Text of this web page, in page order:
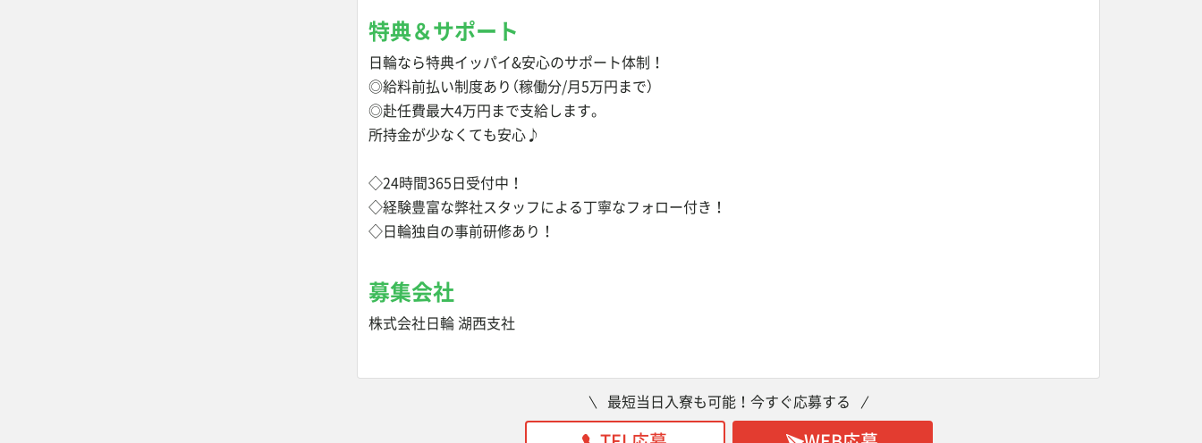
特典＆サポート
日輪なら特典イッパイ&安心のサポート体制！
◎給料前払い制度あり（稼働分/月5万円まで）
◎赴任費最大4万円まで支給します。
所持金が少なくても安心♪
◇24時間365日受付中！
◇経験豊富な弊社スタッフによる丁寧なフォロー付き！
◇日輪独自の事前研修あり！
募集会社
株式会社日輪 湖西支社
最短当日入寮も可能！今すぐ応募する